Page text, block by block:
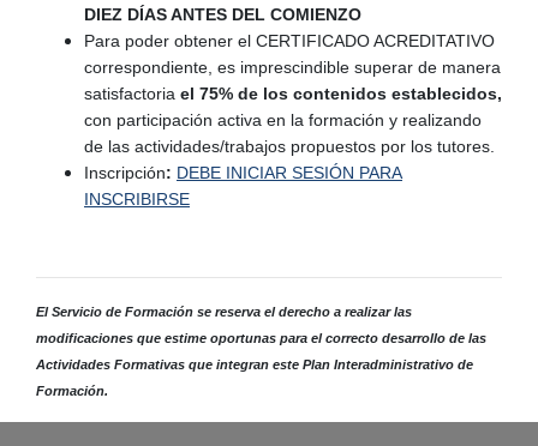
DIEZ DÍAS ANTES DEL COMIENZO
Para poder obtener el CERTIFICADO ACREDITATIVO
correspondiente, es imprescindible superar de manera
satisfactoria el 75% de los contenidos establecidos,
con participación activa en la formación y realizando
de las actividades/trabajos propuestos por los tutores.
Inscripción: DEBE INICIAR SESIÓN PARA
INSCRIBIRSE
El Servicio de Formación se reserva el derecho a realizar las
modificaciones que estime oportunas para el correcto desarrollo de las
Actividades Formativas que integran este Plan Interadministrativo de
Formación.